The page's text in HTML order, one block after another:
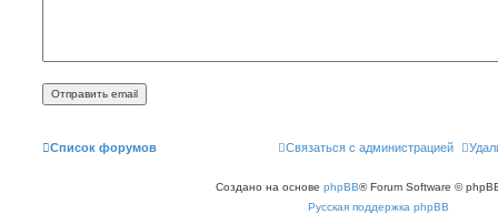
Список форумов Связаться с администрацией
Создано на основе phpBB® Forum Software ©
Русская поддержка phpBB